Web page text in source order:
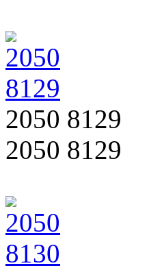
2050 8129
2050 8129